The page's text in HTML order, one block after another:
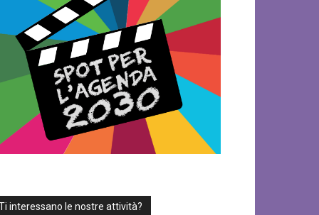
interessano le nostre attività?